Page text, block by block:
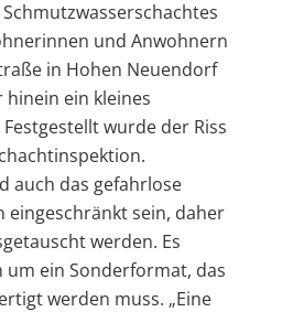
und Anwohnern
in Hohen Neuendorf
hinein ein kleines
wurde der Riss
auch das gefahrlose
eingeschränkt sein, daher
werden. Es
um ein Sonderformat, das
werden muss. „Eine